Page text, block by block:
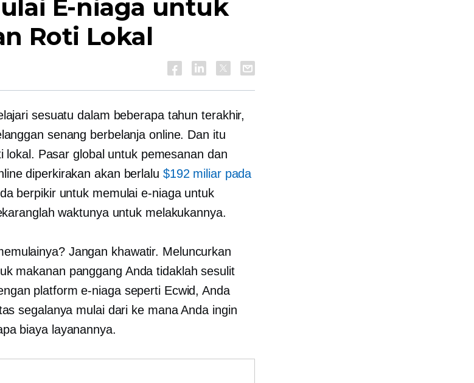
E-niaga untuk
Roti Lokal
sesuatu dalam beberapa tahun terakhir,
senang berbelanja online. Dan itu
lokal. Pasar global untuk pemesanan dan
diperkirakan akan berlalu $192 miliar pada
berpikir untuk memulai e-niaga untuk
waktunya untuk melakukannya.
Jangan khawatir. Meluncurkan
makanan panggang Anda tidaklah sesulit
platform e-niaga seperti Ecwid, Anda
segalanya mulai dari ke mana Anda ingin
biaya layanannya.